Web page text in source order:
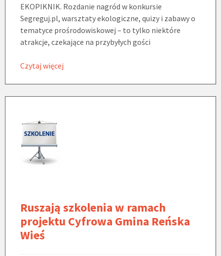
EKOPIKNIK. Rozdanie nagród w konkursie
Segreguj.pl, warsztaty ekologiczne, quizy i zabawy o
tematyce prośrodowiskowej – to tylko niektóre
atrakcje, czekające na przybyłych gości
Czytaj więcej
Ruszają szkolenia w ramach
projektu Cyfrowa Gmina Reńska
Wieś